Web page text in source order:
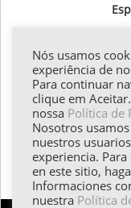
Nós usamos
experiência de
Para continuar
clique em
nossa Política de
Nosotros
nuestros
experiencia.
en este sitio,
Informaciones
nuestra Política